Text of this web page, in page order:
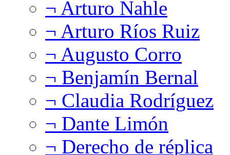
¬ Arturo Nahle
¬ Arturo Ríos Ruiz
¬ Augusto Corro
¬ Benjamín Bernal
¬ Claudia Rodríguez
¬ Dante Limón
¬ Derecho de réplica